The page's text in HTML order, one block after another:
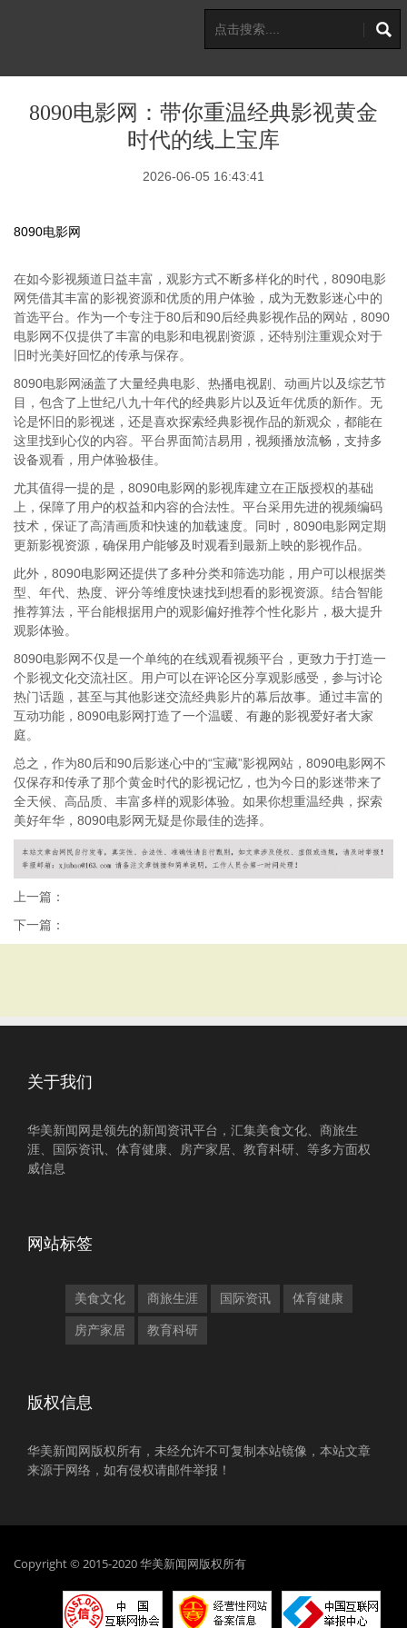
8090电影网：带你重温经典影视黄金
时代的线上宝库
2026-06-05 16:43:41
8090电影网
在如今影视频道日益丰富，观影方式不断多样化的时代，8090电影
网凭借其丰富的影视资源和优质的用户体验，成为无数影迷心中的
首选平台。作为一个专注于80后和90后经典影视作品的网站，8090
电影网不仅提供了丰富的电影和电视剧资源，还特别注重观众对于
旧时光美好回忆的传承与保存。
8090电影网涵盖了大量经典电影、热播电视剧、动画片以及综艺节
目，包含了上世纪八九十年代的经典影片以及近年优质的新作。无
论是怀旧的影视迷，还是喜欢探索经典影视作品的新观众，都能在
这里找到心仪的内容。平台界面简洁易用，视频播放流畅，支持多
设备观看，用户体验极佳。
尤其值得一提的是，8090电影网的影视库建立在正版授权的基础
上，保障了用户的权益和内容的合法性。平台采用先进的视频编码
技术，保证了高清画质和快速的加载速度。同时，8090电影网定期
更新影视资源，确保用户能够及时观看到最新上映的影视作品。
此外，8090电影网还提供了多种分类和筛选功能，用户可以根据类
型、年代、热度、评分等维度快速找到想看的影视资源。结合智能
推荐算法，平台能根据用户的观影偏好推荐个性化影片，极大提升
观影体验。
8090电影网不仅是一个单纯的在线观看视频平台，更致力于打造一
个影视文化交流社区。用户可以在评论区分享观影感受，参与讨论
热门话题，甚至与其他影迷交流经典影片的幕后故事。通过丰富的
互动功能，8090电影网打造了一个温暖、有趣的影视爱好者大家
庭。
总之，作为80后和90后影迷心中的“宝藏”影视网站，8090电影网不
仅保存和传承了那个黄金时代的影视记忆，也为今日的影迷带来了
全天候、高品质、丰富多样的观影体验。如果你想重温经典，探索
美好年华，8090电影网无疑是你最佳的选择。
上一篇：
下一篇：
关于我们
华美新闻网是领先的新闻资讯平台，汇集美食文化、商旅生
涯、国际资讯、体育健康、房产家居、教育科研、等多方面权
威信息
网站标签
美食文化 商旅生涯 国际资讯 体育健康
房产家居 教育科研
版权信息
华美新闻网版权所有，未经允许不可复制本站镜像，本站文章
来源于网络，如有侵权请邮件举报！
Copyright © 2015-2020 华美新闻网版权所有